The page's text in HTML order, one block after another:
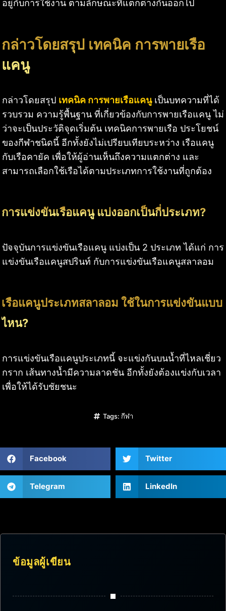
อยู่กับการใช้งาน ตามลักษณะที่แตกต่างกันออกไป
กล่าวโดยสรุป เทคนิค การพายเรือ
แคนู
กล่าวโดยสรุป เทคนิค การพายเรือแคนูเป็นบทความที่ได้
รวบรวม ความรู้พื้นฐาน ที่เกี่ยวข้องกับการพายเรือแคนู ไม่
ว่าจะเป็นประวัติจุดเริ่มต้น เทคนิคการพายเรือ ประโยชน์
ของกีฬาชนิดนี้ อีกทั้งยังไม่เปรียบเทียบระหว่าง เรือแคนู
กับเรือคายัค เพื่อให้ผู้อ่านเห็นถึงความแตกต่าง และ
สามารถเลือกใช้เรือได้ตามประเภทการใช้งานที่ถูกต้อง
การแข่งขันเรือแคนู แบ่งออกเป็นกี่ประเภท?
ปัจจุบันการแข่งขันเรือแคนู แบ่งเป็น 2 ประเภท ได้แก่ การ
แข่งขันเรือแคนูสปรินท์ กับการแข่งขันเรือแคนูสลาลอม
เรือแคนูประเภทสลาลอม ใช้ในการแข่งขันแบบ
ไหน?
การแข่งขันเรือแคนูประเภทนี้ จะแข่งกันบนน้ำที่ไหลเชี่ยว
กราก เส้นทางน้ำมีความลาดชัน อีกทั้งยังต้องแข่งกับเวลา
เพื่อให้ได้รับชัยชนะ
Tags: กีฬา
Facebook Twitter
Telegram LinkedIn
ข้อมูลผู้เขียน